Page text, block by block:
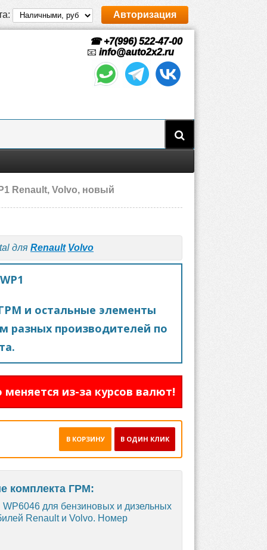
Авторизация
☎ +7(996) 522-47-00
📧 info@auto2x2.ru
Renault, Volvo, новый
для Renault Volvo
и остальные элементы
разных производителей по
из-за курсов валют!
В ОДИН КЛИК
В КОРЗИНУ
комплекта ГРМ:
для бензиновых и дизельных
Renault и Volvo. Номер